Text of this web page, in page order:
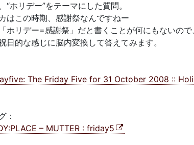
“ホリデー”をテーマにした質問。
はこの時期、感謝祭なんですねー
ホリデー=感謝祭」だと書くことが何にもないので
日的な感じに脳内変換して答えてみます。
The Friday Five for 31 October 2008 ::
：
– MUTTER : friday5